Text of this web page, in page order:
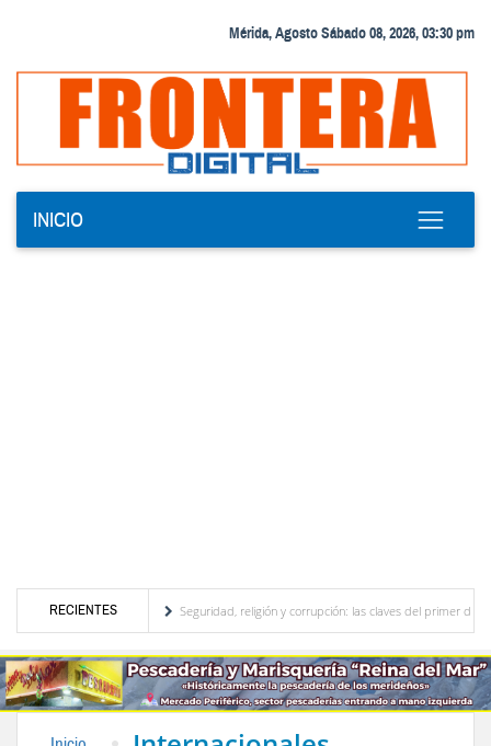
Mérida, Agosto Sábado 08, 2026, 03:30 pm
INICIO
RECIENTES
merideño
Seguridad, religión y corrupción: las claves del primer discurso de